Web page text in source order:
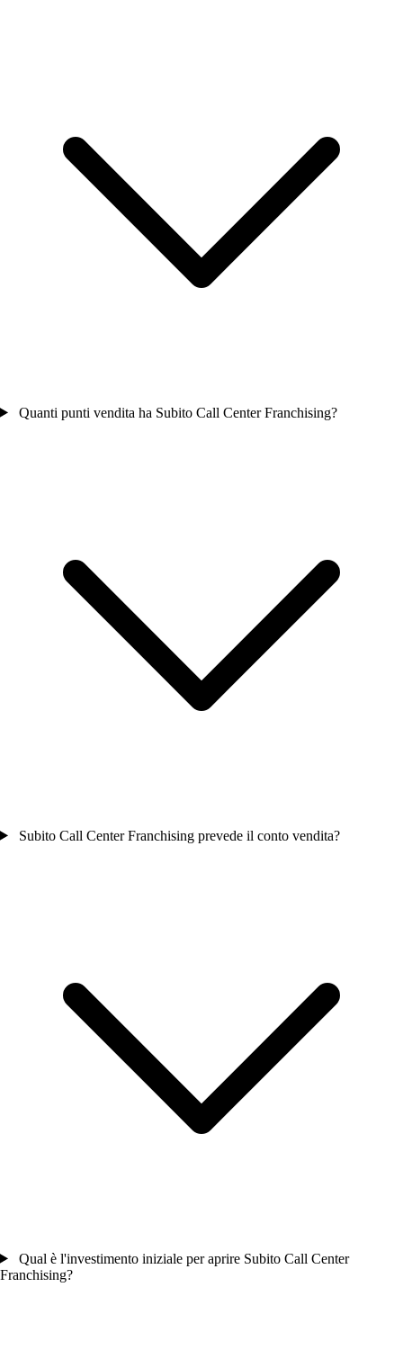
Quanti punti vendita ha Subito Call Center Franchising?
Subito Call Center Franchising prevede il conto vendita?
Qual è l'investimento iniziale per aprire Subito Call Center
Franchising?